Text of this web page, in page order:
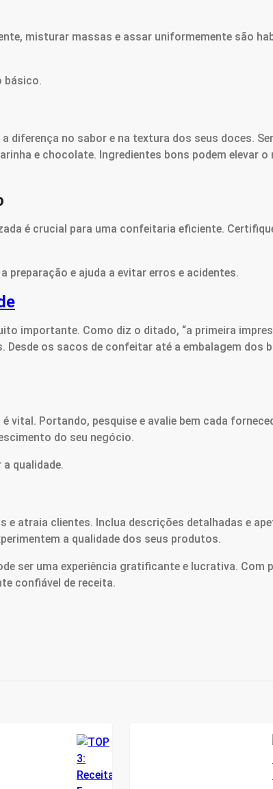
misturar massas e assar uniformemente são
básico.
diferença no sabor e na textura dos seus doces.
e chocolate. Ingredientes bons podem elevar
é crucial para uma confeitaria eficiente.
preparação e ajuda a evitar erros e acidentes.
importante. Como diz o ditado, “a primeira
Desde os sacos de confeitar até a embalagem dos
vital. Portando, pesquise e avalie bem cada
do seu negócio.
qualidade.
e atraia clientes. Inclua descrições detalhadas e
a qualidade dos seus produtos.
ser uma experiência gratificante e lucrativa. Com
confiável de receita.